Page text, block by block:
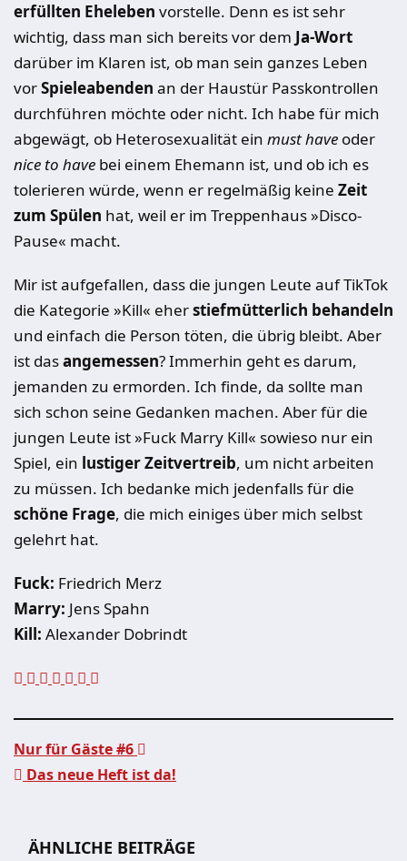
erfüllten Eheleben vorstelle. Denn es ist sehr
wichtig, dass man sich bereits vor dem Ja-Wort
darüber im Klaren ist, ob man sein ganzes Leben
vorSpieleabenden an der Haustür Passkontrollen
durchführen möchte oder nicht. Ich habe für mich
abgewägt, ob Heterosexualität ein must have oder
nice to have bei einem Ehemann ist, und ob ich es
tolerieren würde, wenn er regelmäßig keine Zeit
zum Spülen hat, weil er im Treppenhaus »Disco-
Pause« macht.
Mir ist aufgefallen, dass die jungen Leute auf TikTok
die Kategorie »Kill« eherstiefmütterlich behandeln
und einfach die Person töten, die übrig bleibt. Aber
ist dasangemessen? Immerhin geht es darum,
jemanden zu ermorden. Ich finde, da sollte man
sich schon seine Gedanken machen. Aber für die
jungen Leute ist »Fuck Marry Kill« sowieso nur ein
Spiel, ein lustiger Zeitvertreib, um nicht arbeiten
zu müssen. Ich bedanke mich jedenfalls für die
schöne Frage, die mich einiges über mich selbst
gelehrt hat.
Fuck: Friedrich Merz
Marry: Jens Spahn
Kill: Alexander Dobrindt
Nur für Gäste #6
Das neue Heft ist da!
ÄHNLICHE BEITRÄGE